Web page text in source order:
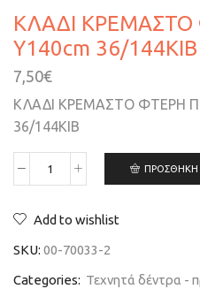
ΚΛΑΔΙ ΚΡΕΜΑΣΤΟ
Y140cm 36/144ΚΙΒ
7,50€
ΚΛΑΔΙ ΚΡΕΜΑΣΤΟ ΦΤΕΡΗ
36/144ΚΙΒ
ΠΡΟΣΘΉΚΗ
Add to wishlist
SKU: 00-70033-2
Categories: Τεχνητά δέντρα -